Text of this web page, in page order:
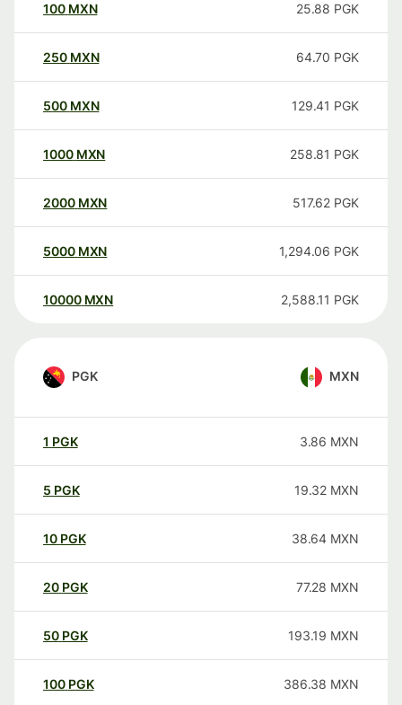
100 MXN 25.88 PGK
250 MXN 64.70 PGK
500 MXN 129.41 PGK
1000 MXN 258.81 PGK
2000 MXN 517.62 PGK
5000 MXN 1,294.06 PGK
10000 MXN 2,588.11 PGK
PGK MXN
1 PGK 3.86 MXN
5 PGK 19.32 MXN
10 PGK 38.64 MXN
20 PGK 77.28 MXN
50 PGK 193.19 MXN
100 PGK 386.38 MXN